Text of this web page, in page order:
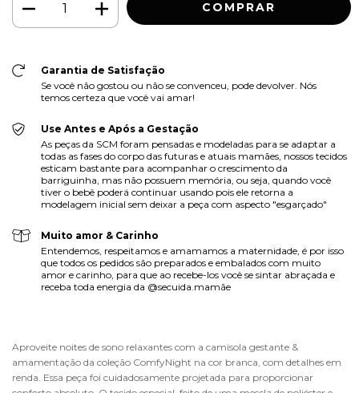
Garantia de Satisfação
Se você não gostou ou não se convenceu, pode devolver. Nós
temos certeza que você vai amar!
Use Antes e Após a Gestação
As peças da SCM foram pensadas e modeladas para se adaptar a
todas as fases do corpo das futuras e atuais mamães, nossos tecidos
esticam bastante para acompanhar o crescimento da
barriguinha, mas não possuem memória, ou seja, quando você
tiver o bebê poderá continuar usando pois ele retorna a
modelagem inicial sem deixar a peça com aspecto "esgarçado"
Muito amor & Carinho
Entendemos, respeitamos e amamamos a maternidade, é por isso
que todos os pedidos são preparados e embalados com muito
amor e carinho, para que ao recebe-los você se sintar abraçada e
receba toda energia da @secuida.mamãe
Aproveite noites de sono relaxantes com a camisola gestante &
amamentação da coleção ComfyNight na cor branca, com detalhes em
renda. Essa peça foi cuidadosamente projetada para proporcionar